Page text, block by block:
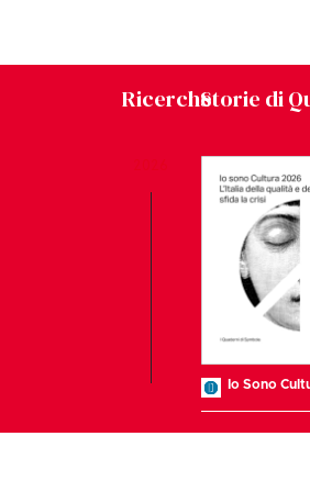
RicercheStorie di
Io Sono